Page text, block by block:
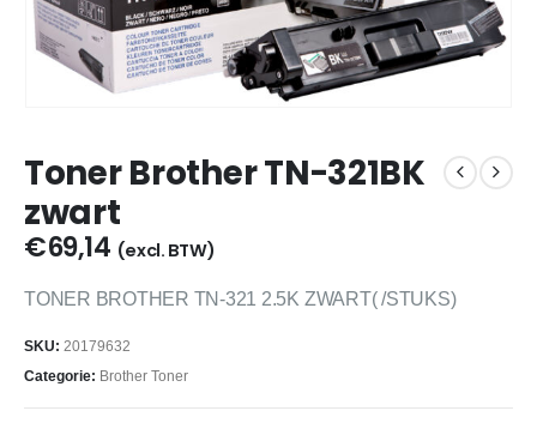
Toner Brother TN-321BK
zwart
€69,14 (excl. BTW)
TONER BROTHER TN-321 2.5K ZWART( /STUKS)
SKU: 20179632
Categorie: Brother Toner